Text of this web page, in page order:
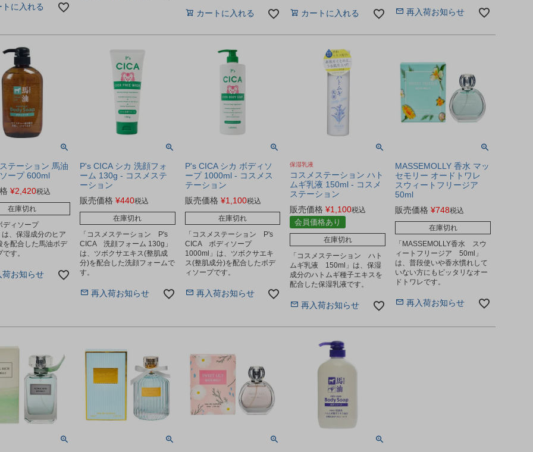
トに入れる
カートに入れる カートに入れる 再入荷お知らせ
テーション 馬油
ープ 600ml
¥2,420税込
在庫切れ
ディソープ
、保湿成分のヒア
を配合した馬油ボデ
す。
荷お知らせ
P's CICA シカ 洗顔フォ
ーム 130g - コスメステ
ーション
販売価格 ¥440税込
在庫切れ
「コスメステーション P's
CICA 洗顔フォーム 130g」
は、ツボクサエキス(整肌成
分)を配合した洗顔フォームで
す。
再入荷お知らせ
P's CICA シカ ボディソ
ープ 1000ml - コスメス
テーション
販売価格 ¥1,100税込
在庫切れ
「コスメステーション P's
CICA ボディソープ
1000ml」は、ツボクサエキ
ス(整肌成分)を配合したボデ
ィソープです。
再入荷お知らせ
保湿乳液
コスメステーション ハト
ムギ乳液 150ml - コスメ
ステーション
販売価格 ¥1,100税込
会員価格あり
在庫切れ
「コスメステーション ハト
ムギ乳液 150ml」は、保湿
成分のハトムギ種子エキスを
配合した保湿乳液です。
再入荷お知らせ
MASSEMOLLY 香水 マッ
セモリー オードトワレ
スウィートフリージア
50ml
販売価格 ¥748税込
在庫切れ
「MASSEMOLLY香水 スウ
ィートフリージア 50ml」
は、普段使いや香水慣れして
いない方にもピッタリなオー
ドトワレです。
再入荷お知らせ